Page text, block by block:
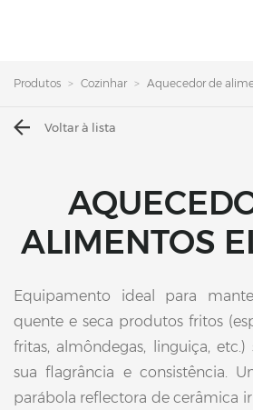
Produtos Cozinhar Aquecedor de
Voltar à lista
ALIMENTOS
Equipamento ideal para
quente e seca produtos fritos
fritas, almôndegas, linguiça,
sua flagrância e consistência.
parábola reflectora de cerâmica